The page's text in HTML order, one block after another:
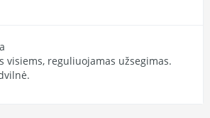
visiems, reguliuojamas užsegimas.